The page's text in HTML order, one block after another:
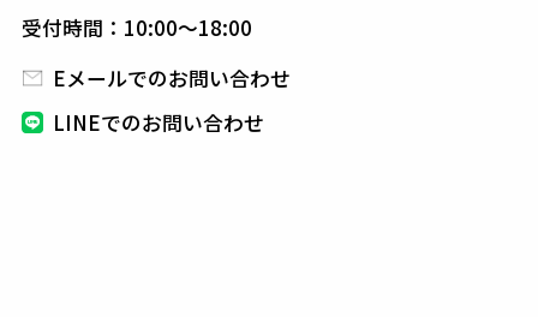
アメリア本国のGentlemen's Quarterly/GQmagazine
に掲載され
ジルを代表するクリエーターDUO。
受付時間：10:00～18:00
Eメールでのお問い合わせ
LINEでのお問い合わせ